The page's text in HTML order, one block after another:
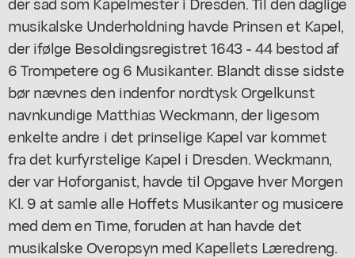
musikalske Underholdning havde Prinsen et Kapel,
der ifølge Besoldingsregistret 1643 - 44 bestod af
6 Trompetere og 6 Musikanter. Blandt disse sidste
bør nævnes den indenfor nordtysk Orgelkunst
navnkundige Matthias Weckmann, der ligesom
enkelte andre i det prinselige Kapel var kommet
fra det kurfyrstelige Kapel i Dresden. Weckmann,
der var Hoforganist, havde til Opgave hver Morgen
Kl. 9 at samle alle Hoffets Musikanter og musicere
med dem en Time, foruden at han havde det
musikalske Overopsyn med Kapellets Læredreng.